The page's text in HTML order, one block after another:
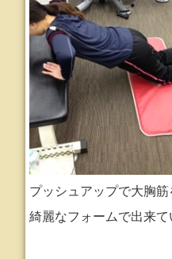
プッシュアップで大胸
綺麗なフォームで出来